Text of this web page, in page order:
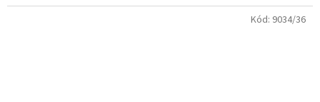
Kód: 9034/36